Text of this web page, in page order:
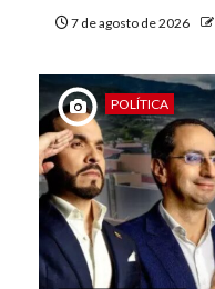
7 de agosto de 2026
POLÍTICA